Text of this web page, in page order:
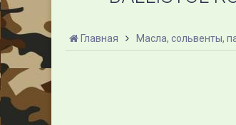
Главная Масла, сольвенты,